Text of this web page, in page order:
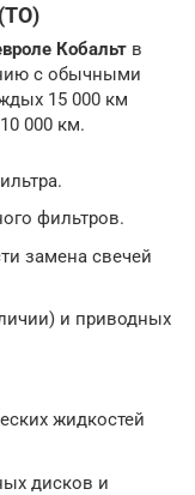
Кобальт в
с обычными
15 000 км
000 км.
фильтров.
замена свечей
и приводных
жидкостей
дисков и